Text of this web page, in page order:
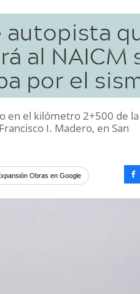
autopista
al NAICM
por el
en el kilómetro 2+500 de la
I. Madero, en San
Obras en Google